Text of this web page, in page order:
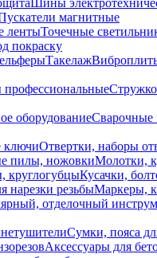
Шины
магнитные
лентыТочечные
покраску
Такелаж
оборудованиеСварочные
ключиОтвертки, наборы
пилы, ножовкиМолотки,
круглогубцыКусачки,
нарезки резьбыМаркеры,
отделочный
Сумки, пояса
Аксессуары для